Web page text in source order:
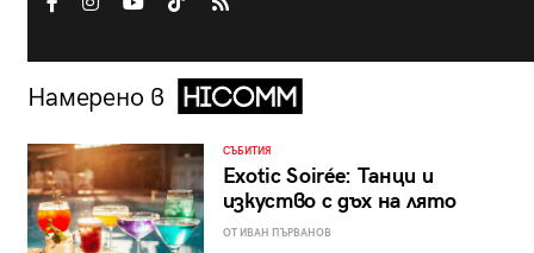
Намерено в
СЪБИТИЯ
Exotic Soirée: Танци и
изкуство с дъх на лято
ОТ ИВАН ПЪРВАНОВ